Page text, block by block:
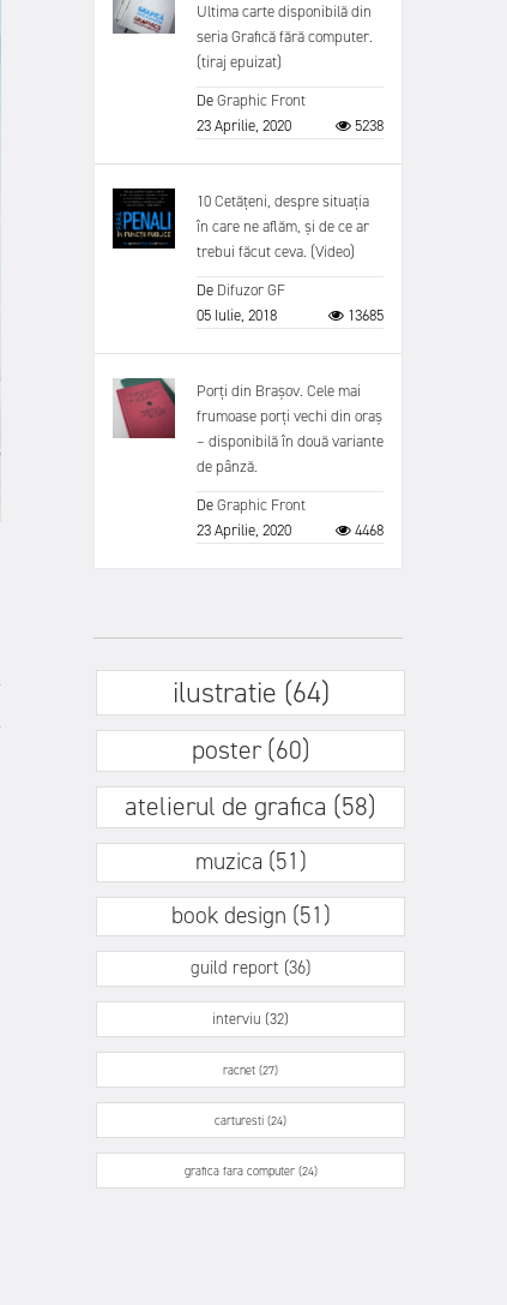
Ultima carte disponibilă din
seria Grafică fără computer.
(tiraj epuizat)
DeGraphic Front
23 Aprilie, 2020
5238
10 Cetățeni, despre situația
în care ne aflăm, și de ce ar
trebui făcut ceva. (Video)
De Difuzor GF
05 Iulie, 2018
13685
Porți din Brașov. Cele mai
frumoase porți vechi din oraș
– disponibilă în două variante
de pânză.
DeGraphic Front
23 Aprilie, 2020
4468
ilustratie (64)
poster (60)
atelierul de grafica (58)
muzica (51)
book design (51)
guild report (36)
interviu (32)
racnet (27)
carturesti (24)
grafica fara computer (24)